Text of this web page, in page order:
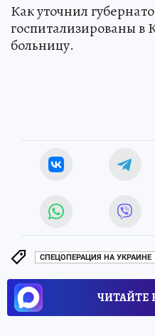
Как уточнил
госпитализированы в
больницу.
СПЕЦОПЕРАЦИЯ НА УКРАИНЕ
ЧИТАЙТЕ